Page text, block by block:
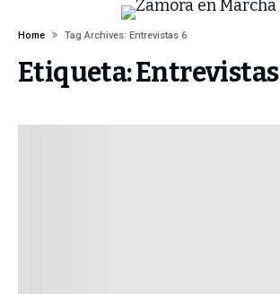
Home Tag Archives: Entrevistas 6
Etiqueta: